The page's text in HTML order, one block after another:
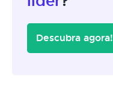
Descubra agora!